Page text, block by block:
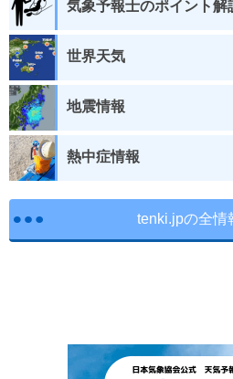
気象予報士のポイント解
世界天気
地震情報
熱中症情報
tenki.jpの全情